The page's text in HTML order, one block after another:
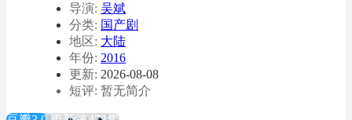
导演: 吴斌
分类: 国产剧
地区: 大陆
年份: 2016
更新: 2026-08-08
短评: 暂无简介